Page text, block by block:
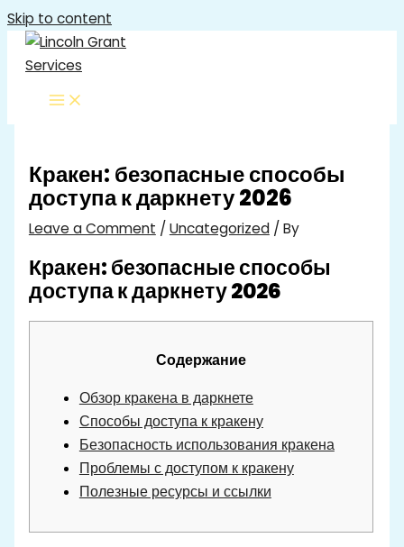
Skip to content
Кракен: безопасные способы
доступа к даркнету 2026
Leave a Comment / Uncategorized/ By
Кракен: безопасные способы
доступа к даркнету 2026
Содержание
Обзор кракена в даркнете
Способы доступа к кракену
Безопасность использования кракена
Проблемы с доступом к кракену
Полезные ресурсы и ссылки